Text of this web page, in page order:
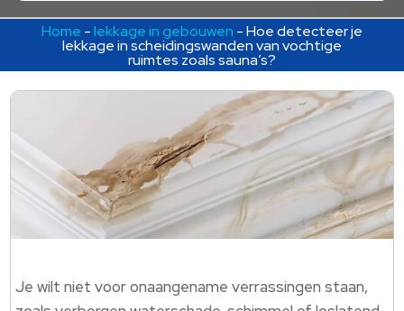
Home -lekkage in gebouwen -Hoe detecteer je
lekkage in scheidingswanden van vochtige
ruimtes zoals sauna’s?
Je wilt niet voor onaangename verrassingen staan,